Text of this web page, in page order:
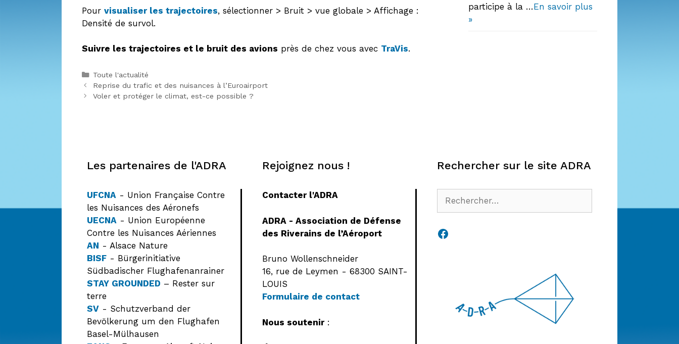
Pour visualiser les trajectoires, sélectionner > Bruit > vue globale > Affichage :
Densité de survol.
Suivre les trajectoires et le bruit des avions près de chez vous avec TraVis.
Catégories
Toute l'actualité
Reprise du trafic et des nuisances à l’Euroairport
Voler et protéger le climat, est-ce possible ?
participe à la …En savoir plus
»
Les partenaires de l'ADRA
UFCNA - Union Française Contre
les Nuisances des Aéronefs
UECNA - Union Européenne
Contre les Nuisances Aériennes
AN - Alsace Nature
BISF - Bürgerinitiative
Südbadischer Flughafenanrainer
STAY GROUNDED – Rester sur
terre
SV - Schutzverband der
Bevölkerung um den Flughafen
Basel-Mülhausen
Rejoignez nous !
Contacter l'ADRA
ADRA - Association de Défense
des Riverains de l’Aéroport
Bruno Wollenschneider
16, rue de Leymen - 68300 SAINT-
LOUIS
Formulaire de contact
Nous soutenir:
Rechercher sur le site ADRA
Rechercher :
Facebook